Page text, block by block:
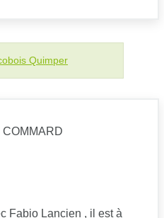
Quimper
Fabio Lancien , il est à